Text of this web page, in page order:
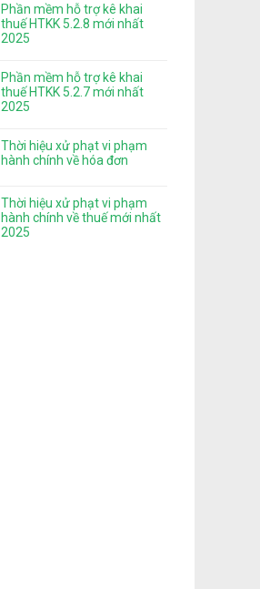
Phần mềm hỗ trợ kê khai
thuế HTKK 5.2.8 mới nhất
2025
Phần mềm hỗ trợ kê khai
thuế HTKK 5.2.7 mới nhất
2025
Thời hiệu xử phạt vi phạm
hành chính về hóa đơn
Thời hiệu xử phạt vi phạm
hành chính về thuế mới nhất
2025